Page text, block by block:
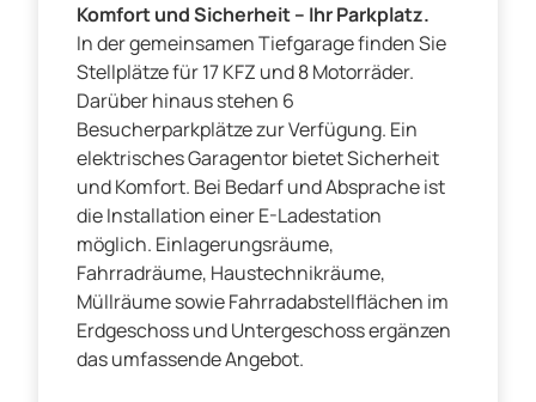
Komfort und Sicherheit – Ihr Parkplatz.
In der gemeinsamen Tiefgarage finden Sie
Stellplätze für 17 KFZ und 8 Motorräder.
Darüber hinaus stehen 6
Besucherparkplätze zur Verfügung. Ein
elektrisches Garagentor bietet Sicherheit
und Komfort. Bei Bedarf und Absprache ist
die Installation einer E-Ladestation
möglich. Einlagerungsräume,
Fahrradräume, Haustechnikräume,
Müllräume sowie Fahrradabstellflächen im
Erdgeschoss und Untergeschoss ergänzen
das umfassende Angebot.